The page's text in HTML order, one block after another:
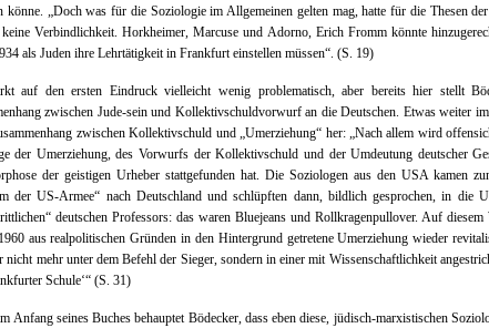
könne. „Doch was für die Soziologie im Allgemeinen gelten mag, hatte für die Thesen
keine Verbindlichkeit. Horkheimer, Marcuse und Adorno, Erich Fromm könnte
als Juden ihre Lehrtätigkeit in Frankfurt einstellen müssen“. (S. 19)
auf den ersten Eindruck vielleicht wenig problematisch, aber bereits hier stellt
zwischen Jude-sein und Kollektivschuldvorwurf an die Deutschen. Etwas weiter
zwischen Kollektivschuld und „Umerziehung“ her: „Nach allem wird
der Umerziehung, des Vorwurfs der Kollektivschuld und der Umdeutung deutscher
der geistigen Urheber stattgefunden hat. Die Soziologen aus den USA kamen
der US-Armee“ nach Deutschland und schlüpften dann, bildlich gesprochen, in die
deutschen Professors: das waren Bluejeans und Rollkragenpullover. Auf diesem
aus realpolitischen Gründen in den Hintergrund getretene Umerziehung wieder
nicht mehr unter dem Befehl der Sieger, sondern in einer mit Wissenschaftlichkeit
Schule‘“ (S. 31)
Anfang seines Buches behauptet Bödecker, dass eben diese, jüdisch-marxistischen